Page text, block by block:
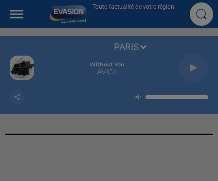
Toute l'actualité de votre région
Without You
AVICII
PARIS